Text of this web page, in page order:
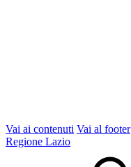
Vai ai contenuti Vai al footer
Regione Lazio